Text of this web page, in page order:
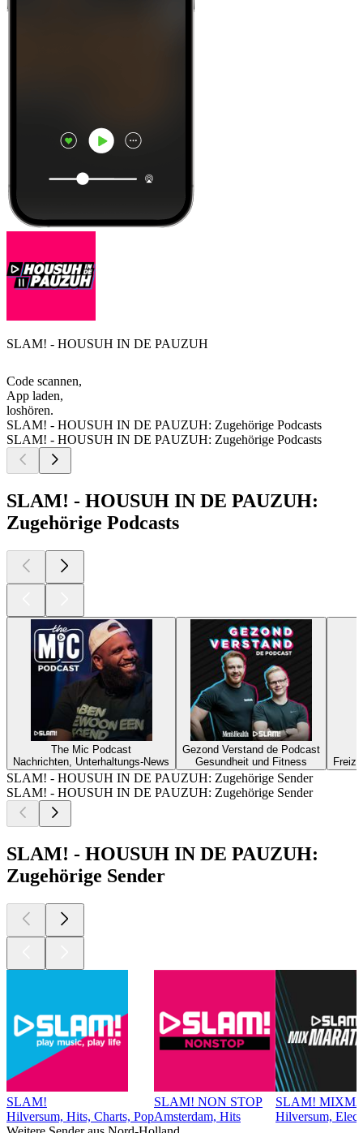
SLAM! - HOUSUH IN DE PAUZUH
Code scannen,
App laden,
loshören.
SLAM! - HOUSUH IN DE PAUZUH: Zugehörige Podcasts
SLAM! - HOUSUH IN DE PAUZUH: Zugehörige Podcasts
SLAM! - HOUSUH IN DE PAUZUH:
Zugehörige Podcasts
The Mic Podcast
Nachrichten, Unterhaltungs-News
Gezond Verstand de Podcast
Gesundheit und Fitness
SLAM! - HOUSUH IN DE PAUZUH: Zugehörige Sender
SLAM! - HOUSUH IN DE PAUZUH: Zugehörige Sender
SLAM! - HOUSUH IN DE PAUZUH:
Zugehörige Sender
SLAM!
Hilversum, Hits, Charts, Pop
SLAM! NON STOP
Amsterdam, Hits
SLAM!
Hilversum,